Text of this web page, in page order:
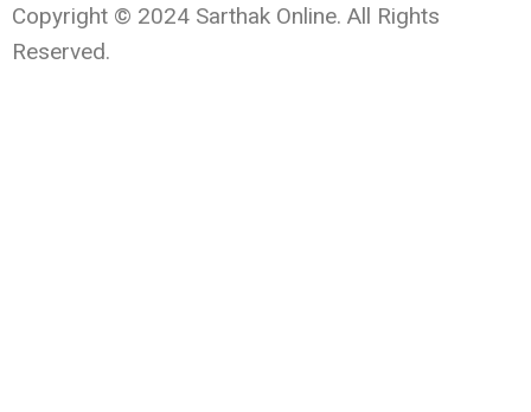
Copyright © 2024 Sarthak Online. All Rights
Reserved.